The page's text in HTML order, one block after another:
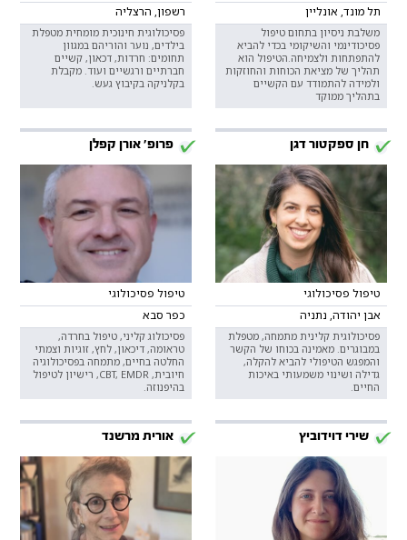
תל מונד, אונליין
משלבת ניסיון בתחום טיפול
פסיכודינמי והשיקומי בכדי להביא
להתפתחות ולצמיחה.הטיפול הוא
תהליך של מציאת הכוחות והחוזקות
ולמידה להתמודד עם הקשיים
בתהליך ממוקד
רשפון, הרצליה
פסיכולוגית חינוכית מומחית מטפלת
בילדים, נוער והוריהם במגוון
תחומים: חרדות, דכאון, קשיים
חברתיים ורגשיים ועוד. מקבלת
בקלניקה בקיבוץ געש.
חן ספקטור דגן
טיפול פסיכולוגי
אבן יהודה, נתניה
פסיכולוגית קלינית מתמחה, מטפלת
במבוגרים. מאמינה בכוחו של הקשר
והמפגש הטיפולי להביא להקלה,
גדילה ושינוי משמעותי באיכות
החיים.
פרופ' אורן קפלן
טיפול פסיכולוגי
כפר סבא
פסיכולוג קליני, טיפול בחרדה,
טראומה, דיכאון, לחץ, זוגיות וצמתי
החלטה בחיים, מתמחה בפסיכולוגיה
חיובית, CBT, EMDR, רישיון לטיפול
בהיפנוזה.
שירי דוידוביץ אורית מרשנד